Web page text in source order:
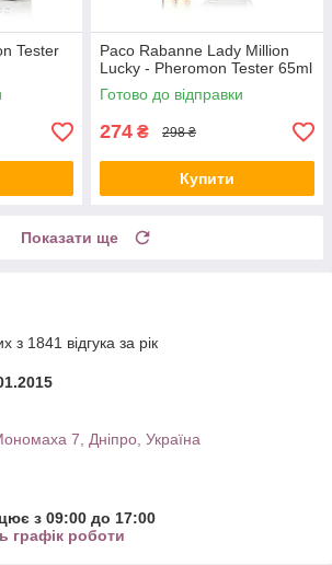
Tester
Paco Rabanne Lady Million
Lucky - Pheromon Tester 65ml
Готово до відправки
274 ₴ 298 ₴
Купити
Показати ще
з 1841 відгука за рік
7, Дніпро, Україна
з 09:00 до 17:00
графік роботи